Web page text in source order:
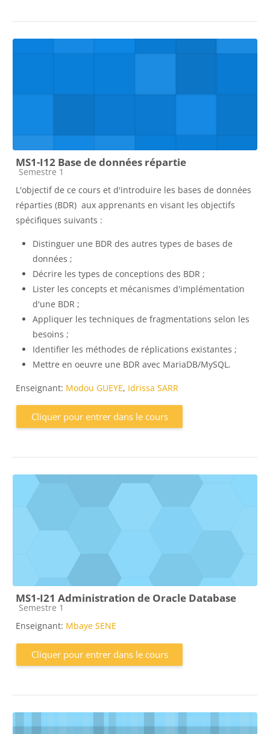
MS1-I12 Base de données répartie
Catégorie de cours
Semestre 1
L'objectif de ce cours et d'introduire les bases de données
réparties (BDR) aux apprenants en visant les objectifs
spécifiques suivants :
Distinguer une BDR des autres types de bases de
données ;
Décrire les types de conceptions des BDR ;
Lister les concepts et mécanismes d'implémentation
d'une BDR ;
Appliquer les techniques de fragmentations selon les
besoins ;
Identifier les méthodes de réplications existantes ;
Mettre en oeuvre une BDR avec MariaDB/MySQL.
Enseignant: Modou GUEYE, Idrissa SARR
Cliquer pour entrer dans le cours
MS1-I21 Administration de Oracle Database
Catégorie de cours
Semestre 1
Enseignant: Mbaye SENE
Cliquer pour entrer dans le cours